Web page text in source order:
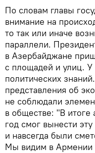
По словам главы
внимание на
то так или иначе
параллели.
в Азербайджане
с площадей и улиц.
политических
представления об
не соблюдали
в обществе: "В
год смог вынести
и навсегда были
Мы видим в Армении